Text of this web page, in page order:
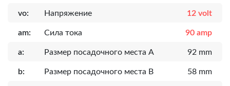
vo: Напряжение 12 volt
am: Сила тока 90 amp
a: Размер посадочного места A 92 mm
b: Размер посадочного места B 58 mm